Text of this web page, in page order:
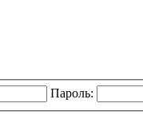
Пароль: